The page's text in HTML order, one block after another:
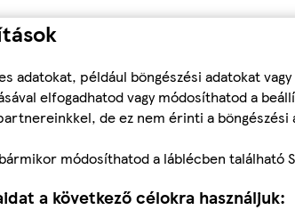
adatokat, például böngészési adatokat
elfogadhatod vagy módosíthatod a
de ez nem érinti a
módosíthatod a láblécben található
a következő célokra használjuk: